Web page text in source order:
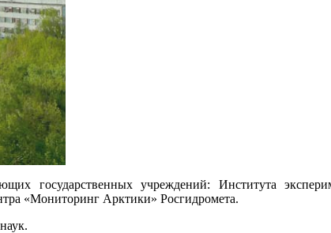
государственных учреждений: Института
«Мониторинг Арктики» Росгидромета.